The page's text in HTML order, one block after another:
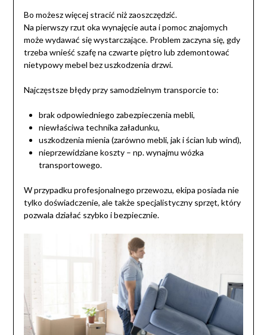
Bo możesz więcej stracić niż zaoszczędzić.
Na pierwszy rzut oka wynajęcie auta i pomoc znajomych
może wydawać się wystarczające. Problem zaczyna się, gdy
trzeba wnieść szafę na czwarte piętro lub zdemontować
nietypowy mebel bez uszkodzenia drzwi.
Najczęstsze błędy przy samodzielnym transporcie to:
brak odpowiedniego zabezpieczenia mebli,
niewłaściwa technika załadunku,
uszkodzenia mienia (zarówno mebli, jak i ścian lub wind),
nieprzewidziane koszty – np. wynajmu wózka
transportowego.
W przypadku profesjonalnego przewozu, ekipa posiada nie
tylko doświadczenie, ale także specjalistyczny sprzęt, który
pozwala działać szybko i bezpiecznie.